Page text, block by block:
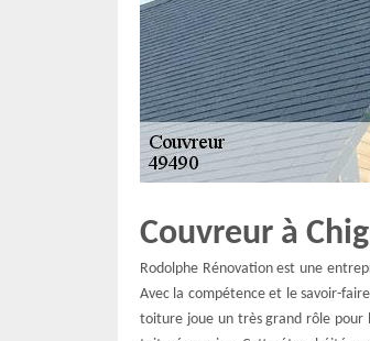
Couvreur à
Rodolphe Rénovation est une
Avec la compétence et le savoir-
toiture joue un très grand rôle pour